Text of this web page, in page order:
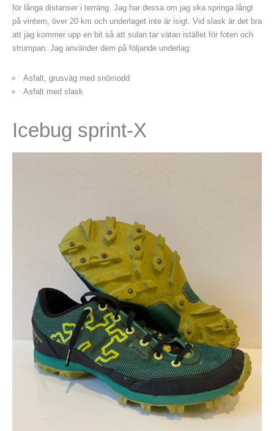
för långa distanser i terräng. Jag har dessa om jag ska springa långt
på vintern, över 20 km och underlaget inte är isigt. Vid slask är det bra
att jag kommer upp en bit så att sulan tar vätan istället för foten och
strumpan. Jag använder dem på följande underlag:
Asfalt, grusväg med snömodd
Asfalt med slask
Icebug sprint-X